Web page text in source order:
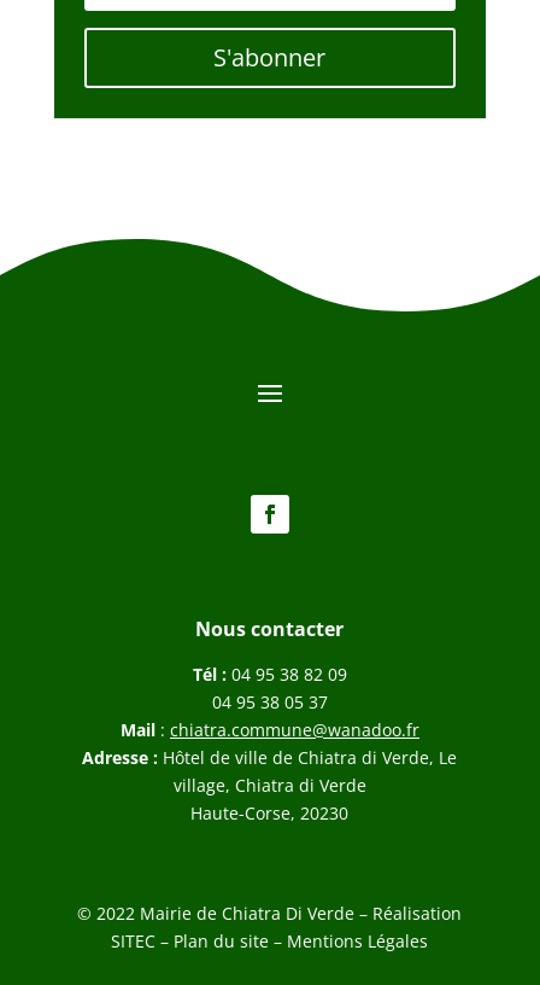
S'abonner
Nous contacter
Tél : 04 95 38 82 09
04 95 38 05 37
Mail: chiatra.commune@wanadoo.fr
Adresse : Hôtel de ville de Chiatra di Verde, Le
village, Chiatra di Verde
Haute-Corse, 20230
© 2022 Mairie de Chiatra Di Verde – Réalisation
SITEC – Plan du site – Mentions Légales